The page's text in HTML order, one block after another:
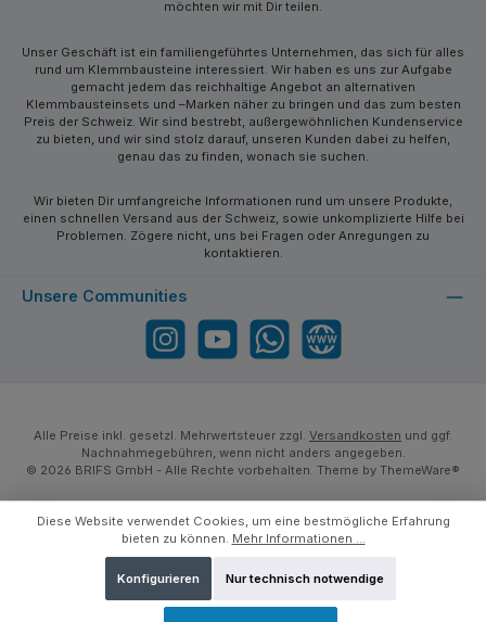
möchten wir mit Dir teilen.
Unser Geschäft ist ein familiengeführtes Unternehmen, das sich für alles
rund um Klemmbausteine interessiert. Wir haben es uns zur Aufgabe
gemacht jedem das reichhaltige Angebot an alternativen
Klemmbausteinsets und –Marken näher zu bringen und das zum besten
Preis der Schweiz. Wir sind bestrebt, außergewöhnlichen Kundenservice
zu bieten, und wir sind stolz darauf, unseren Kunden dabei zu helfen,
genau das zu finden, wonach sie suchen.
Wir bieten Dir umfangreiche Informationen rund um unsere Produkte,
einen schnellen Versand aus der Schweiz, sowie unkomplizierte Hilfe bei
Problemen. Zögere nicht, uns bei Fragen oder Anregungen zu
kontaktieren.
Unsere Communities
Instagram YouTube WhatsApp Website
Alle Preise inkl. gesetzl. Mehrwertsteuer zzgl. Versandkosten und ggf.
Nachnahmegebühren, wenn nicht anders angegeben.
© 2026 BRIFS GmbH - Alle Rechte vorbehalten. Theme by ThemeWare®
Diese Website verwendet Cookies, um eine bestmögliche Erfahrung
bieten zu können. Mehr Informationen ...
Nur technisch notwendige
Konfigurieren